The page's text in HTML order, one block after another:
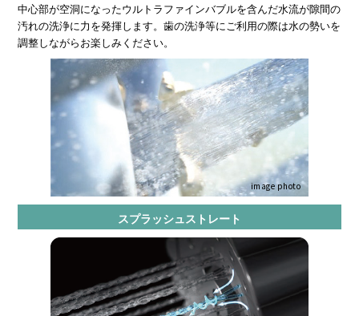
中心部が空洞になったウルトラファインバブルを含んだ水流が隙間の
汚れの洗浄に力を発揮します。歯の洗浄等にご利用の際は水の勢いを
調整しながらお楽しみください。
image photo
スプラッシュストレート